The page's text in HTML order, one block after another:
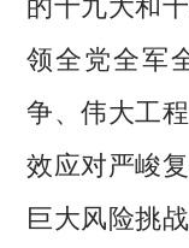
领全党全军
争、伟大工
效应对严峻
巨大风险挑